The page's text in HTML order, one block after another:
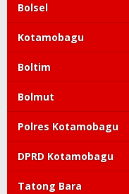
Bolsel
Kotamobagu
Boltim
Bolmut
Polres Kotamobagu
DPRD Kotamobagu
Tatong Bara